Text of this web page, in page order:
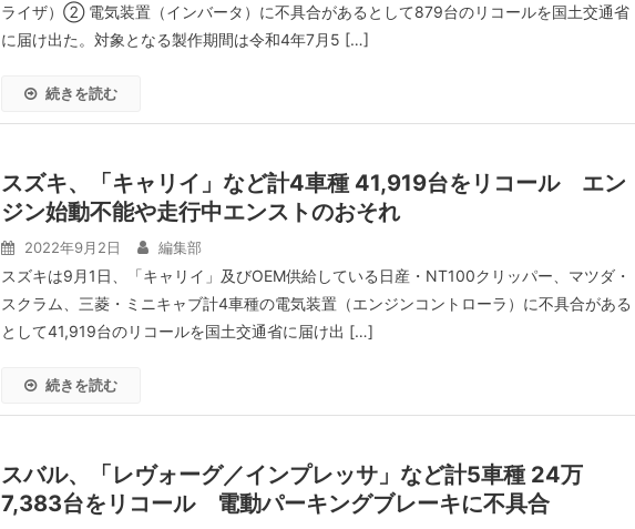
ライザ）② 電気装置（インバータ）に不具合があるとして879台のリコールを国土交通省
に届け出た。対象となる製作期間は令和4年7月5 […]
続きを読む
スズキ、「キャリイ」など計4車種 41,919台をリコール エン
ジン始動不能や走行中エンストのおそれ
2022年9月2日 編集部
スズキは9月1日、「キャリイ」及びOEM供給している日産・NT100クリッパー、マツダ・
スクラム、三菱・ミニキャブ計4車種の電気装置（エンジンコントローラ）に不具合がある
として41,919台のリコールを国土交通省に届け出 […]
続きを読む
スバル、「レヴォーグ／インプレッサ」など計5車種 24万
7,383台をリコール 電動パーキングブレーキに不具合